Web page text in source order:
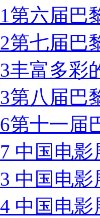
第六届巴
第七届巴
丰富多彩
第八届巴
第十一届
中国电
中国电影
中国电影